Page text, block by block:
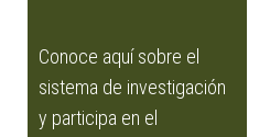
Conoce aquí sobre el
sistema de investigación
y participa en el